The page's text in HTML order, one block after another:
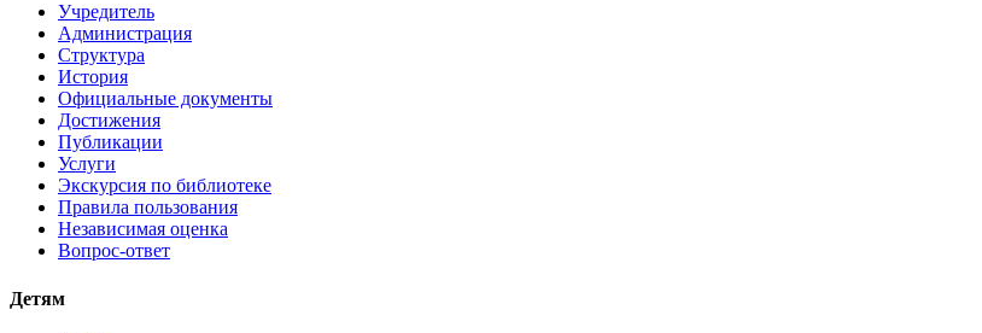
Учредитель
Администрация
Структура
История
Официальные документы
Достижения
Публикации
Услуги
Экскурсия по библиотеке
Правила пользования
Независимая оценка
Вопрос-ответ
Детям